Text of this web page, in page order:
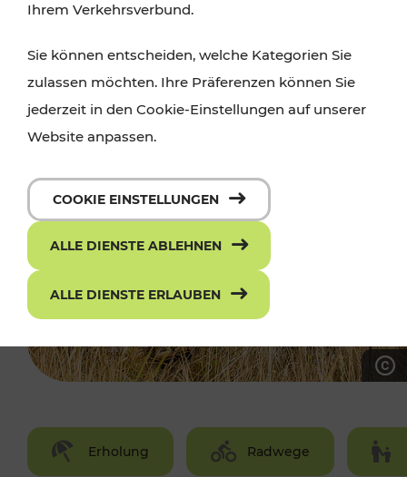
Erholung Radwege
Ihrem Verkehrsverbund.
Sie können entscheiden, welche Kategorien Sie
zulassen möchten. Ihre Präferenzen können Sie
jederzeit in den Cookie-Einstellungen auf unserer
Website anpassen.
COOKIE EINSTELLUNGEN
ALLE DIENSTE ABLEHNEN
ALLE DIENSTE ERLAUBEN